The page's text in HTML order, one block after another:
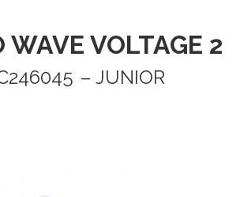
WAVE VOLTAGE 2
– JUNIOR